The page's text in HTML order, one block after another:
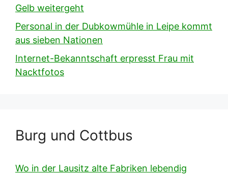
Gelb weitergeht
Personal in der Dubkowmühle in Leipe kommt
aus sieben Nationen
Internet-Bekanntschaft erpresst Frau mit
Nacktfotos
Burg und Cottbus
Wo in der Lausitz alte Fabriken lebendig